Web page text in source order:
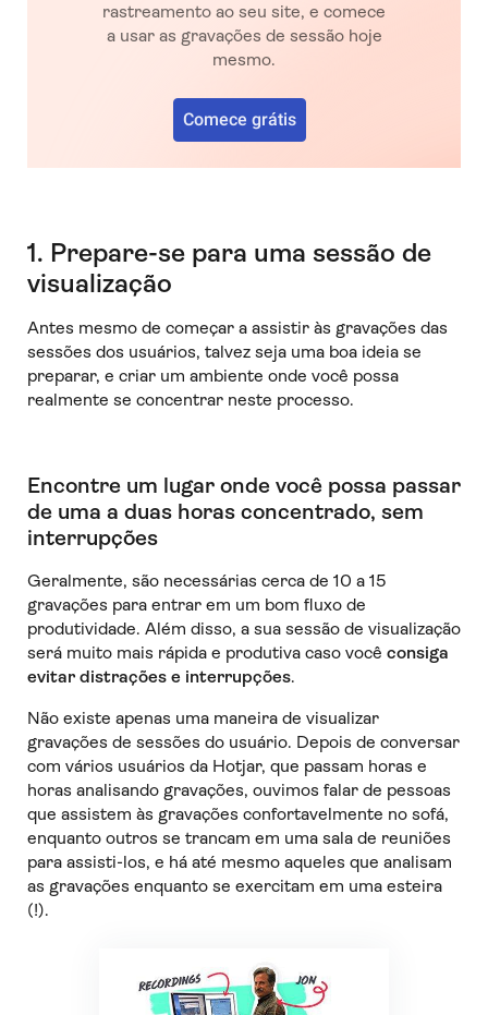
rastreamento ao seu site, e comece
a usar as gravações de sessão hoje
mesmo.
Comece grátis
1. Prepare-se para uma sessão de
visualização
Antes mesmo de começar a assistir às gravações das
sessões dos usuários, talvez seja uma boa ideia se
preparar, e criar um ambiente onde você possa
realmente se concentrar neste processo.
Encontre um lugar onde você possa passar
de uma a duas horas concentrado, sem
interrupções
Geralmente, são necessárias cerca de 10 a 15
gravações para entrar em um bom fluxo de
produtividade. Além disso, a sua sessão de visualização
será muito mais rápida e produtiva caso você consiga
evitar distrações e interrupções.
Não existe apenas uma maneira de visualizar
gravações de sessões do usuário. Depois de conversar
com vários usuários da Hotjar, que passam horas e
horas analisando gravações, ouvimos falar de pessoas
que assistem às gravações confortavelmente no sofá,
enquanto outros se trancam em uma sala de reuniões
para assisti-los, e há até mesmo aqueles que analisam
as gravações enquanto se exercitam em uma esteira
(!).